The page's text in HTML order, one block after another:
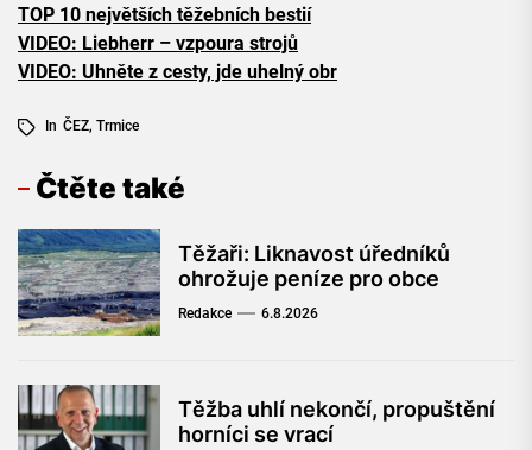
TOP 10 největších těžebních bestií
VIDEO: Liebherr – vzpoura strojů
VIDEO: Uhněte z cesty, jde uhelný obr
In ČEZ, Trmice
Čtěte také
Těžaři: Liknavost úředníků
ohrožuje peníze pro obce
Redakce 6.8.2026
Těžba uhlí nekončí, propuštění
horníci se vrací